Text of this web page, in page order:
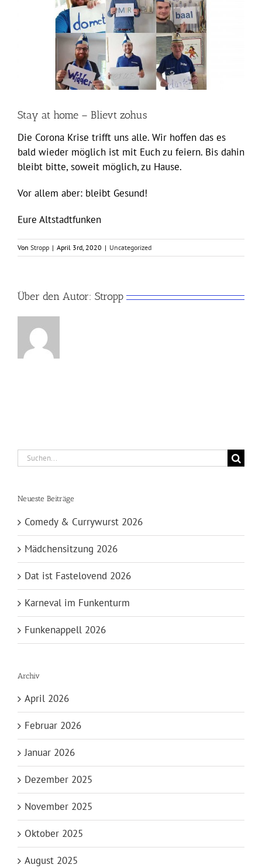
Stay at home – Blievt zohus
Die Corona Krise trifft uns alle. Wir hoffen das es
bald wieder möglich ist mit Euch zu feiern. Bis dahin
bleibt bitte, soweit möglich, zu Hause.
Vor allem aber: bleibt Gesund!
Eure Altstadtfunken
Von Stropp | April 3rd, 2020 | Uncategorized
Über den Autor: Stropp
Suche
nach:
Neueste Beiträge
Comedy & Currywurst 2026
Mädchensitzung 2026
Dat ist Fastelovend 2026
Karneval im Funkenturm
Funkenappell 2026
Archiv
April 2026
Februar 2026
Januar 2026
Dezember 2025
November 2025
Oktober 2025
August 2025